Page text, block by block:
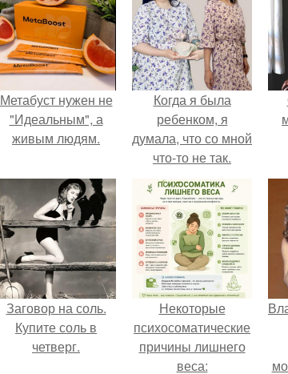
Метабуст нужен не
"Идеальным", а
живым людям.
Когда я была
ребенком, я
думала, что со мной
что-то не так.
Заговор на соль.
Купите соль в
четверг.
Некоторые
психосоматические
причины лишнего
веса: